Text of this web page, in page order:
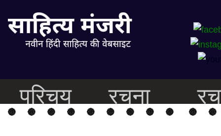
परिचय रचना